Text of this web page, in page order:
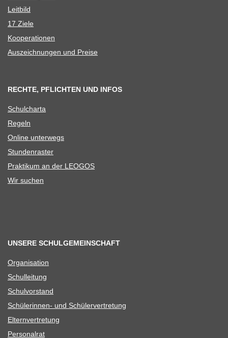
Leit­bild
17 Ziele
Koope­ra­tio­nen
Aus­zeich­nun­gen und Preise
RECHTE, PFLICHTEN UND INFOS
Schul­charta
Regeln
Online unter­wegs
Stun­den­ras­ter
Prak­ti­kum an der LEOGOS
Wir suchen
UNSERE SCHULGEMEINSCHAFT
Orga­ni­sa­tion
Schul­lei­tung
Schul­vor­stand
Schü­le­rin­nen- und Schülervertretung
Eltern­ver­tre­tung
Per­so­nal­rat